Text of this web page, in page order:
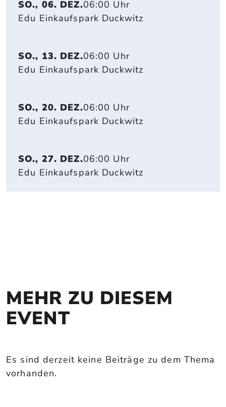
SO., 06. DEZ.06:00 Uhr
Edu Einkaufspark Duckwitz
SO., 13. DEZ.06:00 Uhr
Edu Einkaufspark Duckwitz
SO., 20. DEZ.06:00 Uhr
Edu Einkaufspark Duckwitz
SO., 27. DEZ.06:00 Uhr
Edu Einkaufspark Duckwitz
MEHR ZU DIESEM
EVENT
Es sind derzeit keine Beiträge zu dem Thema
vorhanden.